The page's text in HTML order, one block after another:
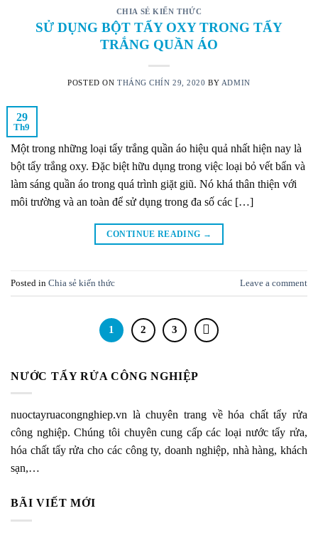
CHIA SẺ KIẾN THỨC
SỬ DỤNG BỘT TẨY OXY TRONG TẨY
TRẮNG QUẦN ÁO
POSTED ON THÁNG CHÍN 29, 2020 BY ADMIN
29
Th9
Một trong những loại tẩy trắng quần áo hiệu quả nhất hiện nay là
bột tẩy trắng oxy. Đặc biệt hữu dụng trong việc loại bỏ vết bẩn và
làm sáng quần áo trong quá trình giặt giũ. Nó khá thân thiện với
môi trường và an toàn để sử dụng trong đa số các […]
CONTINUE READING →
Posted in Chia sẻ kiến thức Leave a comment
1 2 3
NƯỚC TẨY RỬA CÔNG NGHIỆP
nuoctayruacongnghiep.vn là chuyên trang về hóa chất tẩy rửa
công nghiệp. Chúng tôi chuyên cung cấp các loại nước tẩy rửa,
hóa chất tẩy rửa cho các công ty, doanh nghiệp, nhà hàng, khách
sạn,…
BÃI VIẾT MỚI